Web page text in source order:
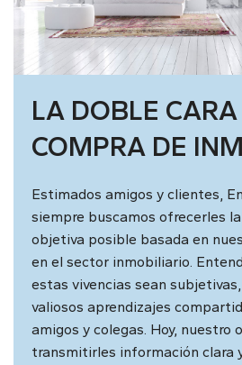
LA DOBLE
COMPRA DE
Estimados amigos y clientes,
siempre buscamos ofrecerles
objetiva posible basada en
en el sector inmobiliario.
estas vivencias sean
valiosos aprendizajes
amigos y colegas. Hoy, nuestro
transmitirles información clara